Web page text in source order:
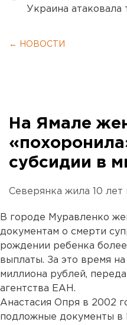
Украина
← НОВОСТИ
На Ямале
субсидии в
Северянка жила 10 лет
В городе Муравленко
документам о смерти
рождении ребенка более
выплаты. За это время на
миллиона рублей,
агентства ЕАН.
Анастасия Опря в 2002
подложные документы